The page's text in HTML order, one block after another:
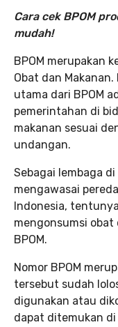
Cara cek BPOM
mudah!
BPOM merupakan
Obat dan
utama dari BPOM
pemerintahan di
makanan sesuai
undangan.
Sebagai lembaga
mengawasai
Indonesia,
mengonsumsi
BPOM.
Nomor BPOM
tersebut sudah
digunakan atau
dapat ditemukan di